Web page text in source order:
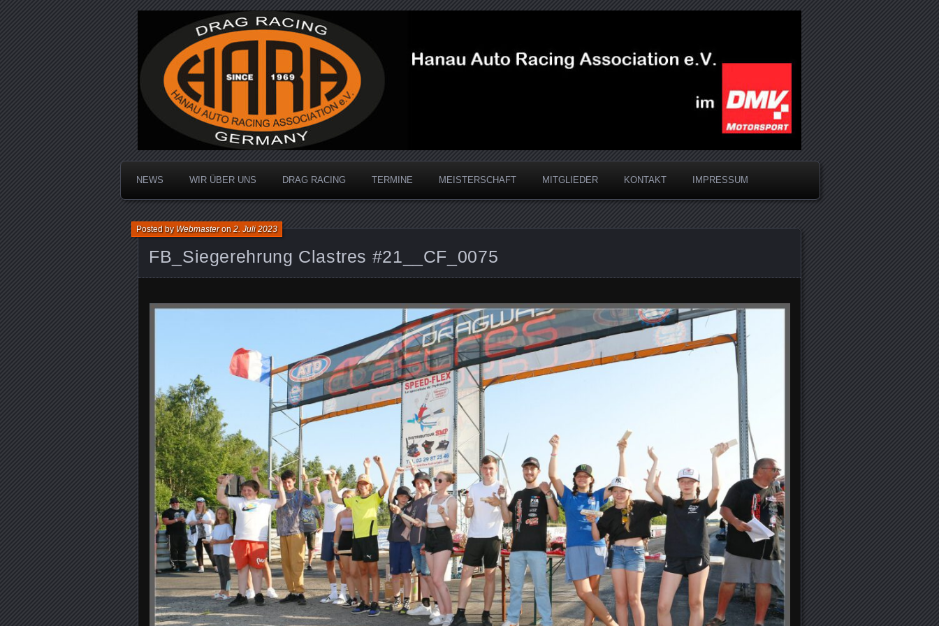
Hanau Auto Racing Association
Dragracing auf der 1/4 Meile
NEWS WIR ÜBER UNS DRAG RACING TERMINE MEISTERSCHAFT MITGLIEDER KONTAKT IMPRESSUM
FB_Siegerehrung Clastres #21__CF_0075
Posted byWebmasteron2. Juli 2023